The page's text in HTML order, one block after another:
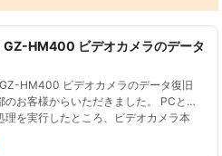
HM400 ビデオカメラのデータ
HM400 ビデオカメラのデータ復旧
のお客様からいただきました。 PCとつ
理を実行したところ、ビデオカメラ本